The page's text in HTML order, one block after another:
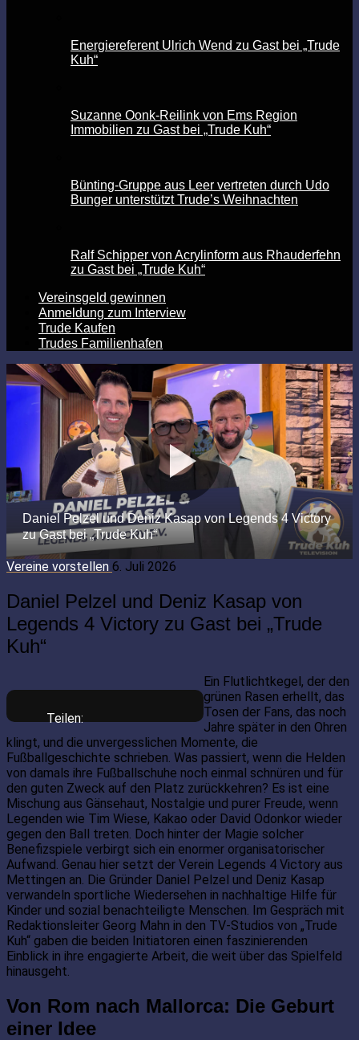
Energiereferent Ulrich Wend zu Gast bei „Trude
Kuh“
Suzanne Oonk-Reilink von Ems Region
Immobilien zu Gast bei „Trude Kuh“
Bünting-Gruppe aus Leer vertreten durch Udo
Bunger unterstützt Trude’s Weihnachten
Ralf Schipper von Acrylinform aus Rhauderfehn
zu Gast bei „Trude Kuh“
Vereinsgeld gewinnen
Anmeldung zum Interview
Trude Kaufen
Trudes Familienhafen
Vereine vorstellen 6. Juli 2026
Daniel Pelzel und Deniz Kasap von
Legends 4 Victory zu Gast bei „Trude
Kuh“
Teilen:
Ein Flutlichtkegel, der den
grünen Rasen erhellt, das
Tosen der Fans, das noch
Jahre später in den Ohren
klingt, und die unvergesslichen Momente, die
Fußballgeschichte schrieben. Was passiert, wenn die Helden
von damals ihre Fußballschuhe noch einmal schnüren und für
den guten Zweck auf den Platz zurückkehren? Es ist eine
Mischung aus Gänsehaut, Nostalgie und purer Freude, wenn
Legenden wie Tim Wiese, Kakao oder David Odonkor wieder
gegen den Ball treten. Doch hinter der Magie solcher
Benefizspiele verbirgt sich ein enormer organisatorischer
Aufwand. Genau hier setzt der Verein Legends 4 Victory aus
Mettingen an. Die Gründer Daniel Pelzel und Deniz Kasap
verwandeln sportliche Wiedersehen in nachhaltige Hilfe für
Kinder und sozial benachteiligte Menschen. Im Gespräch mit
Redaktionsleiter Georg Mahn in den TV-Studios von „Trude
Kuh“ gaben die beiden Initiatoren einen faszinierenden
Einblick in ihre engagierte Arbeit, die weit über das Spielfeld
hinausgeht.
Von Rom nach Mallorca: Die Geburt
einer Idee